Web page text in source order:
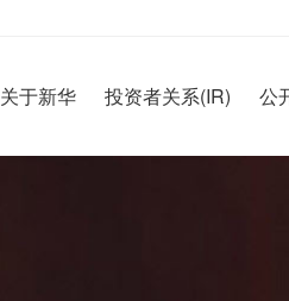
关于新华 投资者关系(IR) 公